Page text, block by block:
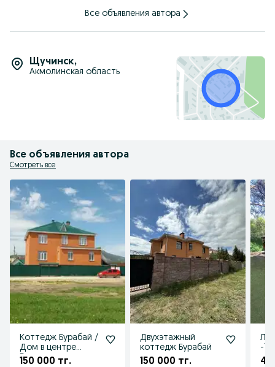
Все объявления автора
Щучинск,
Акмолинская область
Все объявления автора
Смотреть все
Коттедж Бурабай /
Дом в центре
Борового
150 000 тг.
Двухэтажный
коттедж Бурабай
150 000 тг.
-7
40